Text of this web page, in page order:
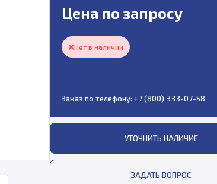
Цена по запросу
Нет в наличии
Заказ по телефону: +7 (800) 333-07-58
УТОЧНИТЬ НАЛИЧИЕ
ЗАДАТЬ ВОПРОС